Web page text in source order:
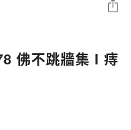
佛不跳牆集 I 痔
Share